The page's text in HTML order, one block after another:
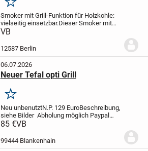
Merken
Smoker mit Grill-Funktion für Holzkohle:
vielseitig einsetzbar.Dieser Smoker mit
Grill-Funktion für Holzkohle überzeugt als
mit ihm gelingt das direkte sowie...
VB
12587 Berlin
06.07.2026
Neuer Tefal opti Grill
Merken
Neu unbenutztN.P. 129 EuroBeschreibung,
siehe Bilder Abholung möglich Paypal
vorhanden
85 €VB
99444 Blankenhain